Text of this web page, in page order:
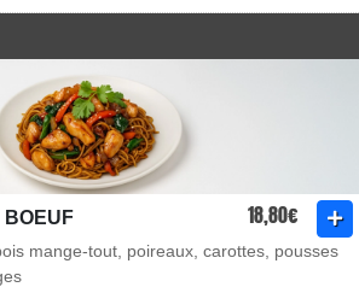
BOEUF 18,80€
mange-tout, poireaux, carottes, pousses